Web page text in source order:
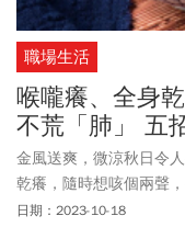
職場生活
喉嚨癢、全身
不荒「肺」 五
金風送爽，微涼秋日令
乾癢，隨時想咳個兩聲
不過氣，有方法解決嗎？
日期：2023-10-18